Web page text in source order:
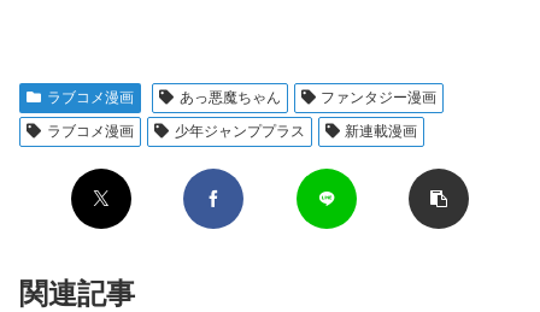
ラブコメ漫画 あっ悪魔ちゃん
ファンタジー漫画
ラブコメ漫画
少年ジャンププラス 新連載漫画
関連記事